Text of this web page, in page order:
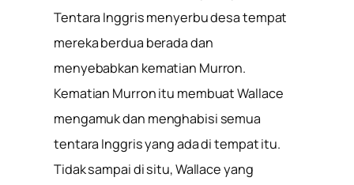
Tentara Inggris menyerbu desa tempat
mereka berdua berada dan
menyebabkan kematian Murron.
Kematian Murron itu membuat Wallace
mengamuk dan menghabisi semua
tentara Inggris yang ada di tempat itu.
Tidak sampai di situ, Wallace yang